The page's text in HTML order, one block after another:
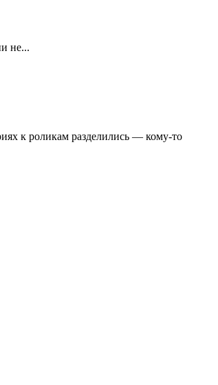
не...
к роликам разделились — кому-то